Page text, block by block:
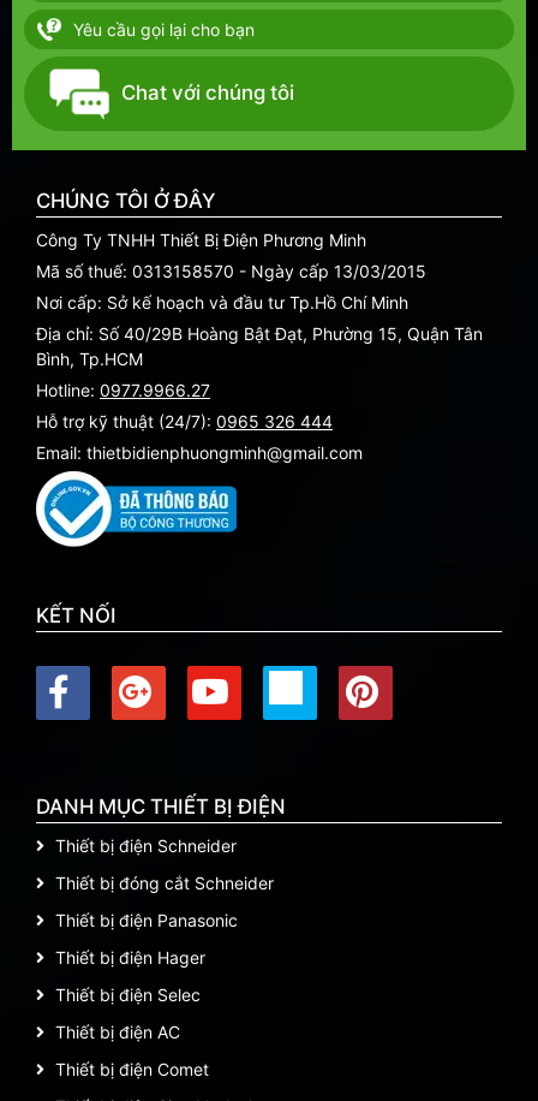
Yêu cầu gọi lại cho bạn
Chat với chúng tôi
CHÚNG TÔI Ở ĐÂY
Công Ty TNHH Thiết Bị Điện Phương Minh
Mã số thuế: 0313158570 - Ngày cấp 13/03/2015
Nơi cấp: Sở kế hoạch và đầu tư Tp.Hồ Chí Minh
Địa chỉ: Số 40/29B Hoàng Bật Đạt, Phường 15, Quận Tân
Bình, Tp.HCM
Hotline: 0977.9966.27
Hỗ trợ kỹ thuật (24/7): 0965 326 444
Email: thietbidienphuongminh@gmail.com
KẾT NỐI
DANH MỤC THIẾT BỊ ĐIỆN
Thiết bị điện Schneider
Thiết bị đóng cắt Schneider
Thiết bị điện Panasonic
Thiết bị điện Hager
Thiết bị điện Selec
Thiết bị điện AC
Thiết bị điện Comet